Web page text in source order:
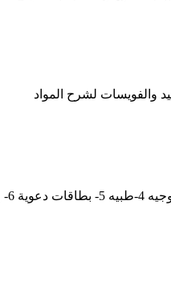
والفويسات لشرح المواد